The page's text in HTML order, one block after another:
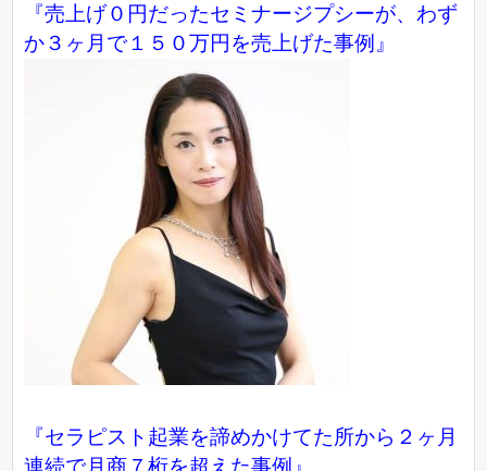
『売上げ０円だったセミナージプシーが、わず
か３ヶ月で１５０万円を売上げた事例』
『セラピスト起業を諦めかけてた所から２ヶ月
連続で月商７桁を超えた事例』